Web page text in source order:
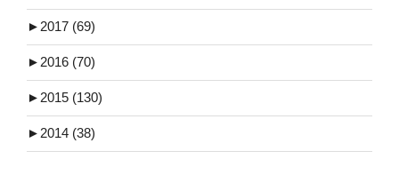
► 2017 (69)
► 2016 (70)
► 2015 (130)
► 2014 (38)